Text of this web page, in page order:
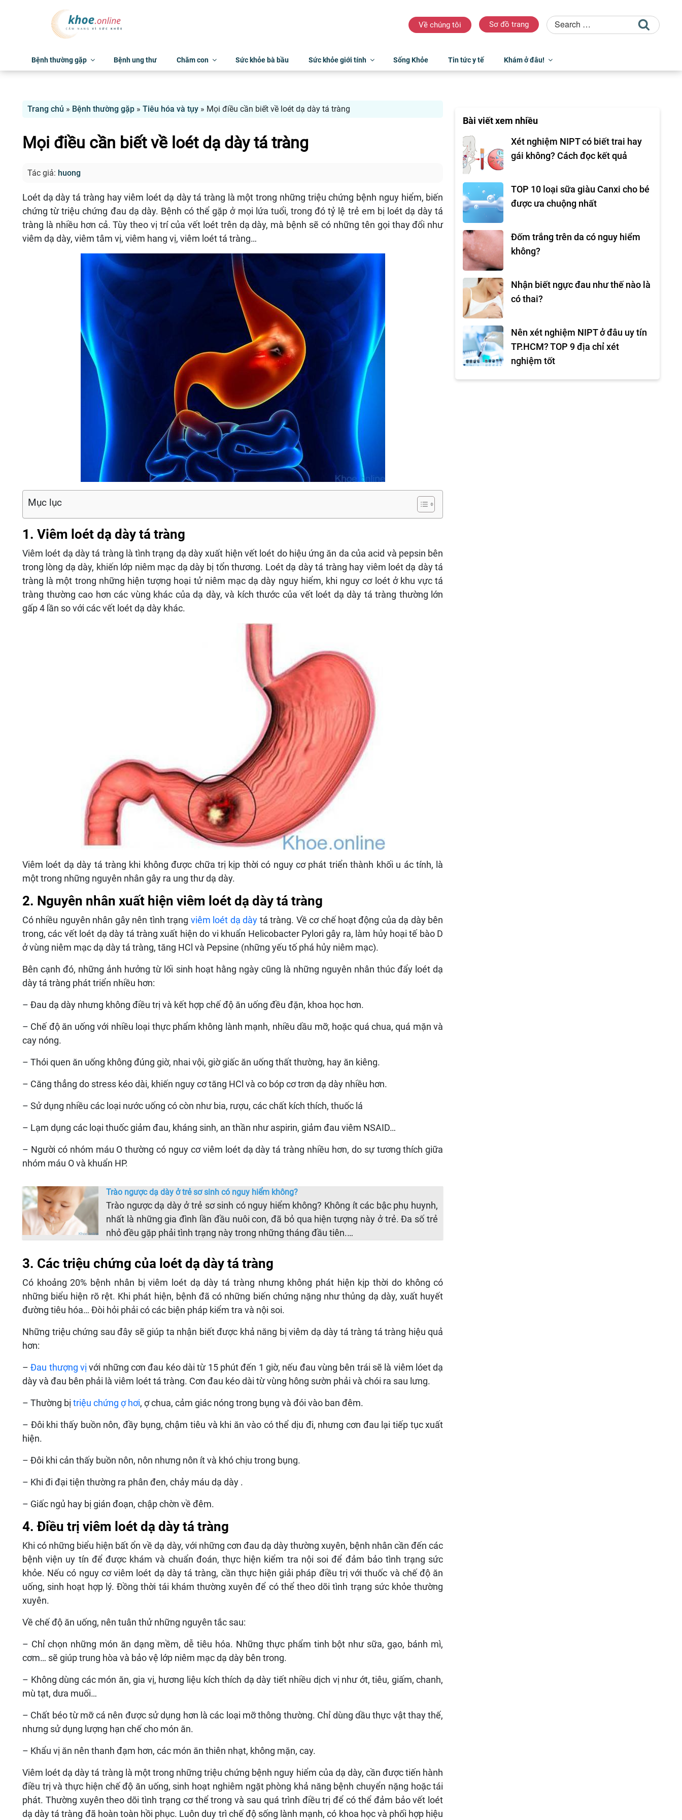
Về chúng tôi Sơ đồ trang
Bệnh thường gặp Bệnh ung thư Chăm con Sức khỏe bà bầu Sức khỏe giới tính Sống Khỏe Tin tức y tế Khám ở đâu!
Trang chủ » Bệnh thường gặp » Tiêu hóa và tụy » Mọi điều cần biết về loét dạ dày tá tràng
Mọi điều cần biết về loét dạ dày tá tràng
Tác giả: huong
Loét dạ dày tá tràng hay viêm loét dạ dày tá tràng là một trong những triệu chứng bệnh nguy hiểm, biến
chứng từ triệu chứng đau dạ dày. Bệnh có thể gặp ở mọi lứa tuổi, trong đó tỷ lệ trẻ em bị loét dạ dày tá
tràng là nhiều hơn cả. Tùy theo vị trí của vết loét trên dạ dày, mà bệnh sẽ có những tên gọi thay đổi như
viêm dạ dày, viêm tâm vị, viêm hang vị, viêm loét tá tràng…
Mục lục
1. Viêm loét dạ dày tá tràng
Viêm loét dạ dày tá tràng là tình trạng dạ dày xuất hiện vết loét do hiệu ứng ăn da của acid và pepsin bên
trong lòng dạ dày, khiến lớp niêm mạc dạ dày bị tổn thương. Loét dạ dày tá tràng hay viêm loét dạ dày tá
tràng là một trong những hiện tượng hoại tử niêm mạc dạ dày nguy hiểm, khi nguy cơ loét ở khu vực tá
tràng thường cao hơn các vùng khác của dạ dày, và kích thước của vết loét dạ dày tá tràng thường lớn
gấp 4 lần so với các vết loét dạ dày khác.
Viêm loét dạ dày tá tràng khi không được chữa trị kịp thời có nguy cơ phát triển thành khối u ác tính, là
một trong những nguyên nhân gây ra ung thư dạ dày.
2. Nguyên nhân xuất hiện viêm loét dạ dày tá tràng
Có nhiều nguyên nhân gây nên tình trạng viêm loét dạ dày tá tràng. Về cơ chế hoạt động của dạ dày bên
trong, các vết loét dạ dày tá tràng xuất hiện do vi khuẩn Helicobacter Pylori gây ra, làm hủy hoại tế bào D
ở vùng niêm mạc dạ dày tá tràng, tăng HCl và Pepsine (những yếu tố phá hủy niêm mạc).
Bên cạnh đó, những ảnh hưởng từ lối sinh hoạt hằng ngày cũng là những nguyên nhân thúc đẩy loét dạ
dày tá tràng phát triển nhiều hơn:
– Đau dạ dày nhưng không điều trị và kết hợp chế độ ăn uống đều đặn, khoa học hơn.
– Chế độ ăn uống với nhiều loại thực phẩm không lành mạnh, nhiều dầu mỡ, hoặc quá chua, quá mặn và
cay nóng.
– Thói quen ăn uống không đúng giờ, nhai vội, giờ giấc ăn uống thất thường, hay ăn kiêng.
– Căng thẳng do stress kéo dài, khiến nguy cơ tăng HCl và co bóp cơ trơn dạ dày nhiều hơn.
– Sử dụng nhiều các loại nước uống có còn như bia, rượu, các chất kích thích, thuốc lá
– Lạm dụng các loại thuốc giảm đau, kháng sinh, an thần như aspirin, giảm đau viêm NSAID…
– Người có nhóm máu O thường có nguy cơ viêm loét dạ dày tá tràng nhiều hơn, do sự tương thích giữa
nhóm máu O và khuẩn HP.
Trào ngược dạ dày ở trẻ sơ sinh có nguy hiểm không?
Trào ngược dạ dày ở trẻ sơ sinh có nguy hiểm không? Không ít các bậc phụ huynh,
nhất là những gia đình lần đầu nuôi con, đã bỏ qua hiện tượng này ở trẻ. Đa số trẻ
nhỏ đều gặp phải tình trạng này trong những tháng đầu tiên.…
3. Các triệu chứng của loét dạ dày tá tràng
Có khoảng 20% bệnh nhân bị viêm loét dạ dày tá tràng nhưng không phát hiện kịp thời do không có
những biểu hiện rõ rệt. Khi phát hiện, bệnh đã có những biến chứng nặng như thủng dạ dày, xuất huyết
đường tiêu hóa… Đòi hỏi phải có các biện pháp kiểm tra và nội soi.
Những triệu chứng sau đây sẽ giúp ta nhận biết được khả năng bị viêm dạ dày tá tràng tá tràng hiệu quả
hơn:
–Đau thượng vị với những cơn đau kéo dài từ 15 phút đến 1 giờ, nếu đau vùng bên trái sẽ là viêm lóet dạ
dày và đau bên phải là viêm loét tá tràng. Cơn đau kéo dài từ vùng hông sườn phải và chói ra sau lưng.
– Thường bị triệu chứng ợ hơi, ợ chua, cảm giác nóng trong bụng và đói vào ban đêm.
– Đôi khi thấy buồn nôn, đầy bụng, chậm tiêu và khi ăn vào có thể dịu đi, nhưng cơn đau lại tiếp tục xuất
hiện.
– Đôi khi cản thấy buồn nôn, nôn nhưng nôn ít và khó chịu trong bụng.
– Khi đi đại tiện thường ra phân đen, chảy máu dạ dày .
– Giấc ngủ hay bị gián đoạn, chập chờn về đêm.
4. Điều trị viêm loét dạ dày tá tràng
Khi có những biểu hiện bất ổn về dạ dày, với những cơn đau dạ dày thường xuyên, bệnh nhân cần đến các
bệnh viện uy tín để được khám và chuẩn đoán, thực hiện kiểm tra nội soi để đảm bảo tình trạng sức
khỏe. Nếu có nguy cơ viêm loét dạ dày tá tràng, cần thực hiện giải pháp điều trị với thuốc và chế độ ăn
uống, sinh hoạt hợp lý. Đồng thời tái khám thường xuyên để có thể theo dõi tình trạng sức khỏe thường
xuyên.
Về chế độ ăn uống, nên tuân thử những nguyên tắc sau:
– Chỉ chọn những món ăn dạng mềm, dễ tiêu hóa. Những thực phẩm tinh bột như sữa, gạo, bánh mì,
cơm… sẽ giúp trung hòa và bảo vệ lớp niêm mạc dạ dày bên trong.
– Không dùng các món ăn, gia vị, hương liệu kích thích dạ dày tiết nhiều dịch vị như ớt, tiêu, giấm, chanh,
mù tạt, dưa muối…
– Chất béo từ mỡ cá nên được sử dụng hơn là các loại mỡ thông thường. Chỉ dùng dầu thực vật thay thế,
nhưng sử dụng lượng hạn chế cho món ăn.
– Khẩu vị ăn nên thanh đạm hơn, các món ăn thiên nhạt, không mặn, cay.
Viêm loét dạ dày tá tràng là một trong những triệu chứng bệnh nguy hiểm của dạ dày, cần được tiến hành
điều trị và thực hiện chế độ ăn uống, sinh hoạt nghiêm ngặt phòng khả năng bệnh chuyển nặng hoặc tái
phát. Thường xuyên theo dõi tình trạng cơ thể trong và sau quá trình điều trị để có thể đảm bảo vết loét
dạ dày tá tràng đã hoàn toàn hồi phục. Luôn duy trì chế độ sống lành mạnh, có khoa học và phối hợp hiệu
Bài viết xem nhiều
Xét nghiệm NIPT có biết trai hay
gái không? Cách đọc kết quả
TOP 10 loại sữa giàu Canxi cho bé
được ưa chuộng nhất
Đốm trắng trên da có nguy hiểm
không?
Nhận biết ngực đau như thế nào là
có thai?
Nên xét nghiệm NIPT ở đâu uy tín
TP.HCM? TOP 9 địa chỉ xét
nghiệm tốt